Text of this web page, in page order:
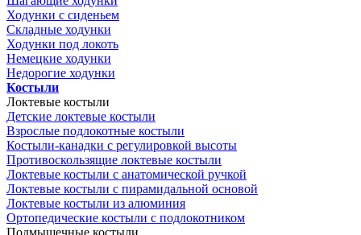
Ходунки с сиденьем
Складные ходунки
Ходунки под локоть
Немецкие ходунки
Недорогие ходунки
Костыли
Локтевые костыли
Детские локтевые костыли
Взрослые подлокотные костыли
Костыли-канадки с регулировкой высоты
Противоскользящие локтевые костыли
Локтевые костыли с анатомической ручкой
Локтевые костыли с пирамидальной основой
Локтевые костыли из алюминия
Ортопедические костыли с подлокотником
Подмышечные костыли